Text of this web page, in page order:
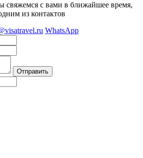
свяжемся с вами в ближайшее время,
из контактов
WhatsApp
Отправить